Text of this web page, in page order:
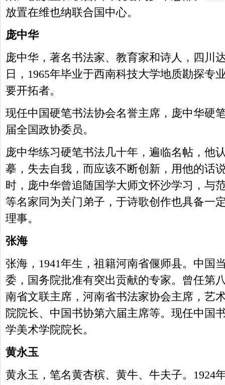
放置在维也纳联合国中心。
庞中华
庞中华，著名书法家、教育家和诗人，四川
日，1965年毕业于西南科技大学地质勘探专
要开拓者。
现任中国硬笔书法协会名誉主席，庞中华硬
届全国政协委员。
庞中华练习硬笔书法几十年，遍临名帖，他
摹，失去自我，而应该不断创新，用他的话
时，庞中华曾追随国学大师文怀沙学习，与
等名家同为关门弟子，于诗歌创作也具备一
理事。
张海
张海，1941年生，祖籍河南省偃师县。中国
委，国务院批准有突出贡献的专家。曾任第
南省文联主席，河南省书法家协会主席，艺
院院长、中国书协第六届主席等。现任中国
学美术学院院长。
黄永玉
黄永玉，笔名黄杏槟、黄牛、牛夫子。1924